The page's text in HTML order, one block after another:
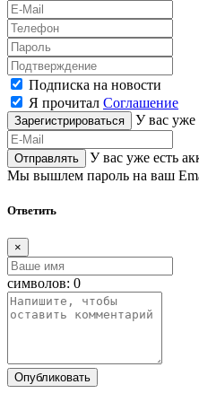
Подписка на новости
Я прочитал Соглашение
Зарегистрироваться У вас уже
Отправлять У вас уже есть
Мы вышлем пароль на ваш
Ответить
×
символов: 0
Опубликовать